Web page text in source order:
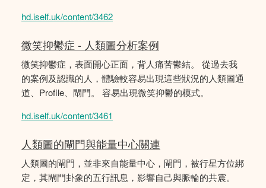
hd.iself.uk/content/3462
微笑抑鬱症 - 人類圖分析案例
微笑抑鬱症，表面開心正面，背人痛苦鬰結。 從過去我
的案例及認識的人，體驗較容易出現這些狀況的人類圖通
道、Profile、閘門。 容易出現微笑抑鬱的模式。
hd.iself.uk/content/3461
人類圖的閘門與能量中心關連
人類圖的閘門，並非來自能量中心，閘門，被行星方位綁
定，其閘門卦象的五行訊息，影響自己與脈輪的共震。